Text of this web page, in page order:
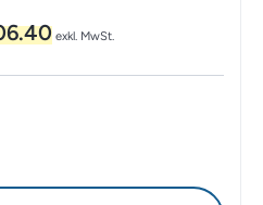
Aktueller
Preis
ist:
exkl. MwSt.